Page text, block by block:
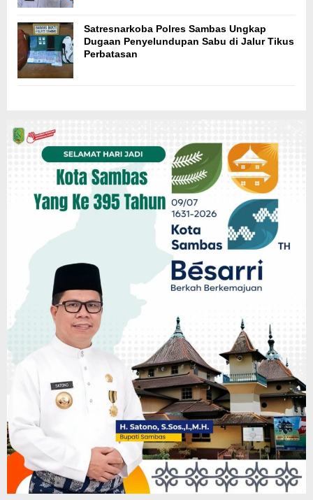
Satresnarkoba Polres Sambas Ungkap
Dugaan Penyelundupan Sabu di Jalur Tikus
Perbatasan